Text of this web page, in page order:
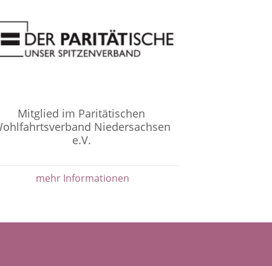
Mitglied im Paritätischen
Niedersachsen
e.V.
mehr Informationen